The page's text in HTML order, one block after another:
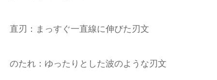
直刃：まっすぐ一直線に伸びた刃文
のたれ：ゆったりとした波のような刃文